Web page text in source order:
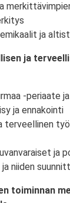
ja
ja
-periaate
ja ennakointi
terveellinen
ja
niiden
toiminnan